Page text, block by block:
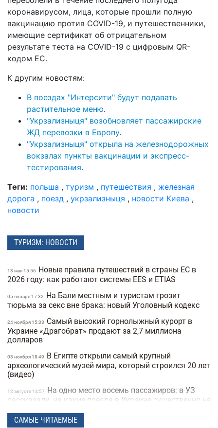
коронавирусом, лица, которые прошли полную
вакцинацию против COVID-19, и путешественники,
имеющие сертификат об отрицательном
результате теста на COVID-19 с цифровым QR-
кодом ЕС.
К другим новостям:
В поездах "Интерсити" будут подавать
растительное меню.
"Укрзализныця" возобновляет пассажирские
ЖД перевозки в Европу.
"Укрзализныця" открыла на железнодорожных
вокзалах пункты вакцинации и экспресс-
тестирования.
Теги: польша , туризм , путешествия , железная
дорога , поезд , укрзализныця , новости Киева ,
новости
ТУРИЗМ: НОВОСТИ
13 мая 15:56
Новые правила путешествий в страны ЕС в
2026 году: как работают системы EES и ETIAS
05 января 17:32
На Бали местным и туристам грозит
тюрьма за секс вне брака: новый Уголовный кодекс
24 ноября 15:33
Самый высокий горнолыжный курорт в
Украине «Драгобрат» продают за 2,7 миллиона
долларов
03 ноября 18:49
В Египте открыли самый крупный
археологический музей мира, который строился 20 лет
(видео)
12 августа 14:57
На одно место восемь пассажиров: в УЗ
рассказали, на какие поезда в Украине существенно не
Airbnb теперь не только про жилье: платформа
САМЫЕ ЧИТАЕМЫЕ